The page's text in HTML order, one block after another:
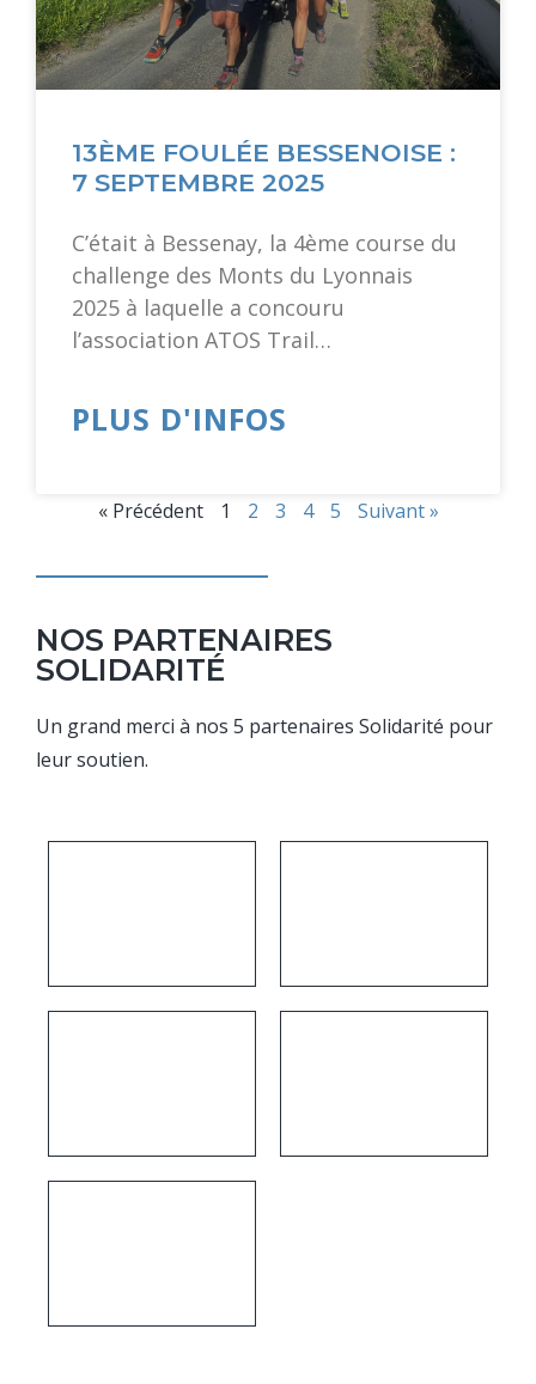
13ÈME FOULÉE BESSENOISE :
7 SEPTEMBRE 2025
C’était à Bessenay, la 4ème course du
challenge des Monts du Lyonnais
2025 à laquelle a concouru
l’association ATOS Trail…
PLUS D'INFOS
« Précédent 1 2 3 4 5 Suivant »
NOS PARTENAIRES
SOLIDARITÉ
Un grand merci à nos 5 partenaires Solidarité pour
leur soutien.